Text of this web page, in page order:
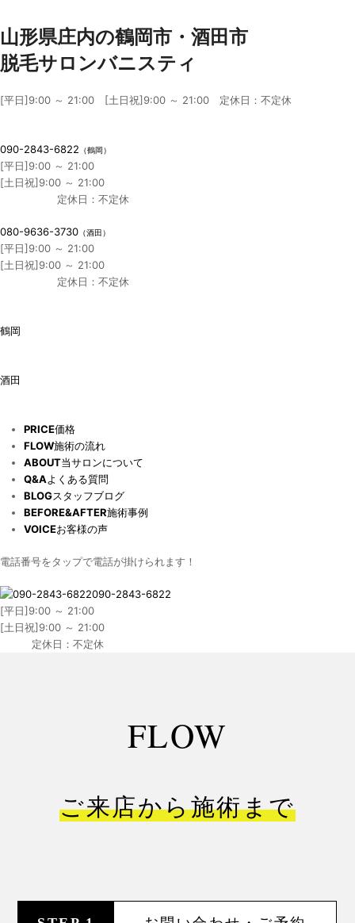
山形県庄内の鶴岡市・酒田市
脱毛サロンバニスティ
[平日]9:00 ～ 21:00 [土日祝]9:00 ～ 21:00 定休日：不定休
090-2843-6822 （鶴岡）
[平日]9:00 ～ 21:00
[土日祝]9:00 ～ 21:00
定休日：不定休
080-9636-3730 （酒田）
[平日]9:00 ～ 21:00
[土日祝]9:00 ～ 21:00
定休日：不定休
鶴岡
酒田
PRICE価格
FLOW施術の流れ
ABOUT当サロンについて
Q&Aよくある質問
BLOGスタッフブログ
BEFORE&AFTER施術事例
VOICEお客様の声
電話番号をタップで電話が掛けられます！
090-2843-6822
[平日]9:00 ～ 21:00
[土日祝]9:00 ～ 21:00
定休日：不定休
FLOW
ご来店から施術まで